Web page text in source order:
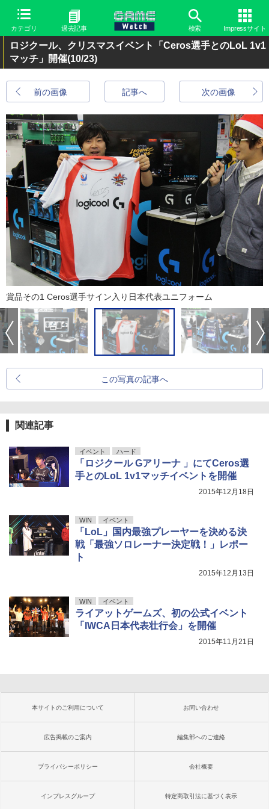
カテゴリ 過去記事 検索 Impressサイト
ロジクール、クリスマスイベント「Ceros選手とのLoL 1v1
マッチ」開催(10/23)
前の画像 次の画像
記事へ
賞品その1 Ceros選手サイン入り日本代表ユニフォーム
この写真の記事へ
関連記事
イベント ハード
「ロジクール Gアリーナ 」にてCeros選
手とのLoL 1v1マッチイベントを開催
2015年12月18日
WIN イベント
「LoL」国内最強プレーヤーを決める決
戦「最強ソロレーナー決定戦！」レポー
ト
2015年12月13日
WIN イベント
ライアットゲームズ、初の公式イベント
「IWCA日本代表壮行会」を開催
2015年11月21日
本サイトのご利用について お問い合わせ
広告掲載のご案内 編集部へのご連絡
プライバシーポリシー 会社概要
インプレスグループ 特定商取引法に基づく表示